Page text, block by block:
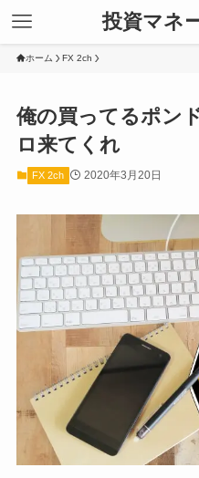
投資マネ
ホーム FX 2ch
俺の買ってるポン
ロ来てくれ
FX 2ch 2020年3月20日